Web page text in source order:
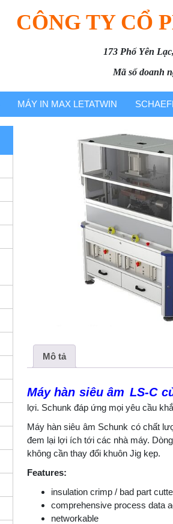
CÔNG TY CỔ
173 Phố Yên
Mã số doanh
MÁY IN MAX LETATWIN
Mô tả
Máy hàn siêu âm LS-C
lợi. Schunk đáp ứng mọi yêu cầu
Máy hàn siêu âm Schunk có chất
đem lại lợi ích tới các nhà máy.
không cần thay đổi khuôn Jig kẹp.
Features:
insulation crimp / bad part
comprehensive process data
networkable